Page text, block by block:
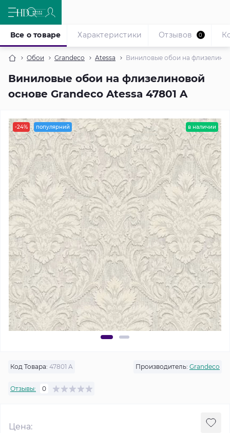
Обои Grandeco Atessa Виниловые обои на
Виниловые обои на флизелиновой
основе Grandeco Atessa 47801 A
Все о товаре Характеристики Отзывов 0
-24% популярний в наличии
Код Товара: 47801 A Производитель: Grandeco
Отзывы: 0
Цена: